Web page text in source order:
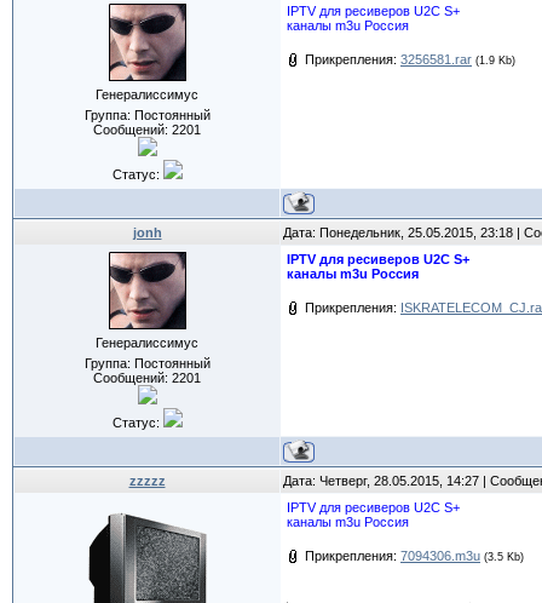
Генералиссимус
Группа: Постоянный
Сообщений: 2201
Статус:
IPTV для ресиверов U2C S+
каналы m3u Россия
Прикрепления: 3256581.rar (1.9 Kb)
jonh Дата: Понедельник, 25.05.2015, 23:18 |
Генералиссимус
Группа: Постоянный
Сообщений: 2201
Статус:
IPTV для ресиверов U2C S+
каналы m3u Россия
Прикрепления:
zzzzz Дата: Четверг, 28.05.2015, 14:27 |
IPTV для ресиверов U2C S+
каналы m3u Россия
Прикрепления: 7094306.m3u (3.5 Kb)